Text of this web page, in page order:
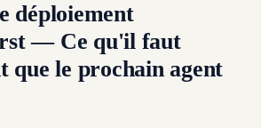
déploiement
— Ce qu'il faut
que le prochain agent